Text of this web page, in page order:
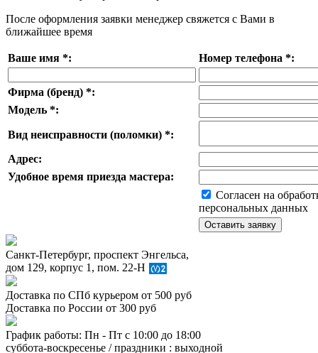
После оформления заявки менеджер свяжется с Вами в
ближайшее время
Ваше имя *: Номер телефона *:
Фирма (бренд) *:
Модель *:
Вид неисправности (поломки) *:
Адрес:
Удобное время приезда мастера:
Согласен на
персональных данных
Санкт-Петербург, проспект Энгельса,
дом 129, корпус 1, пом. 22-Н
Доставка по СПб курьером от 500 руб
Доставка по России от 300 руб
График работы: Пн - Пт с 10:00 до 18:00
суббота-воскресенье / праздники : выходной